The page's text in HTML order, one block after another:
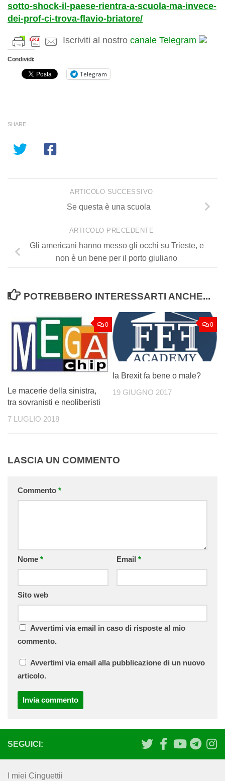
sotto-shock-il-paese-rientra-a-scuola-ma-invece-
dei-prof-ci-trova-flavio-briatore/
Iscriviti al nostro canale Telegram
Condividi:
Telegram
SHARE
ARTICOLO SUCCESSIVO
Se questa è una scuola
ARTICOLO PRECEDENTE
Gli americani hanno messo gli occhi su Trieste, e
non è un bene per il porto giuliano
POTREBBERO INTERESSARTI ANCHE...
0
Le macerie della sinistra,
tra sovranisti e neoliberisti
7 LUGLIO 2018
0
la Brexit fa bene o male?
19 GIUGNO 2017
LASCIA UN COMMENTO
Commento *
Nome * Email *
Sito web
Avvertimi via email in caso di risposte al mio
commento.
Avvertimi via email alla pubblicazione di un nuovo
articolo.
SEGUICI:
I miei Cinguettii